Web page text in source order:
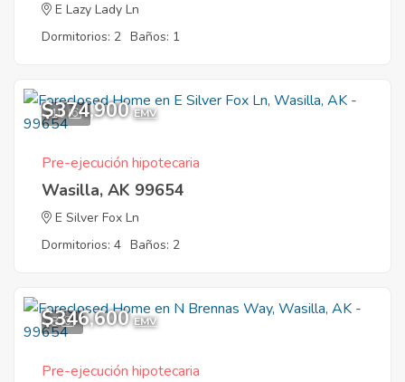
E Lazy Lady Ln
Dormitorios: 2 Baños: 1
10
$374,900 EMV
Pre-ejecución hipotecaria
Wasilla, AK 99654
E Silver Fox Ln
Dormitorios: 4 Baños: 2
8
$346,600 EMV
Pre-ejecución hipotecaria